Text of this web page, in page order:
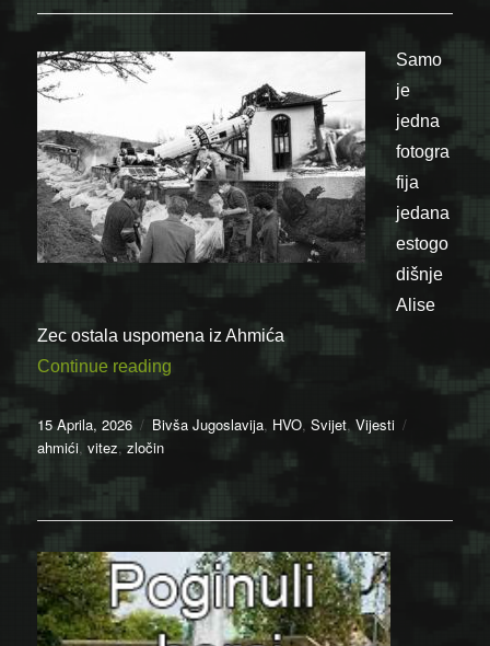
Samo
je
jedna
fotogra
fija
jedana
estogo
dišnje
Alise
Zec ostala uspomena iz Ahmića
Continue reading “Ahmići 16. aprila 1993. – “Šta čekaš?
Posted
on
15 Aprila, 2026 Categories
Bivša Jugoslavija, HVO,Svijet,Vijesti
ahmići ,vitez,zločin